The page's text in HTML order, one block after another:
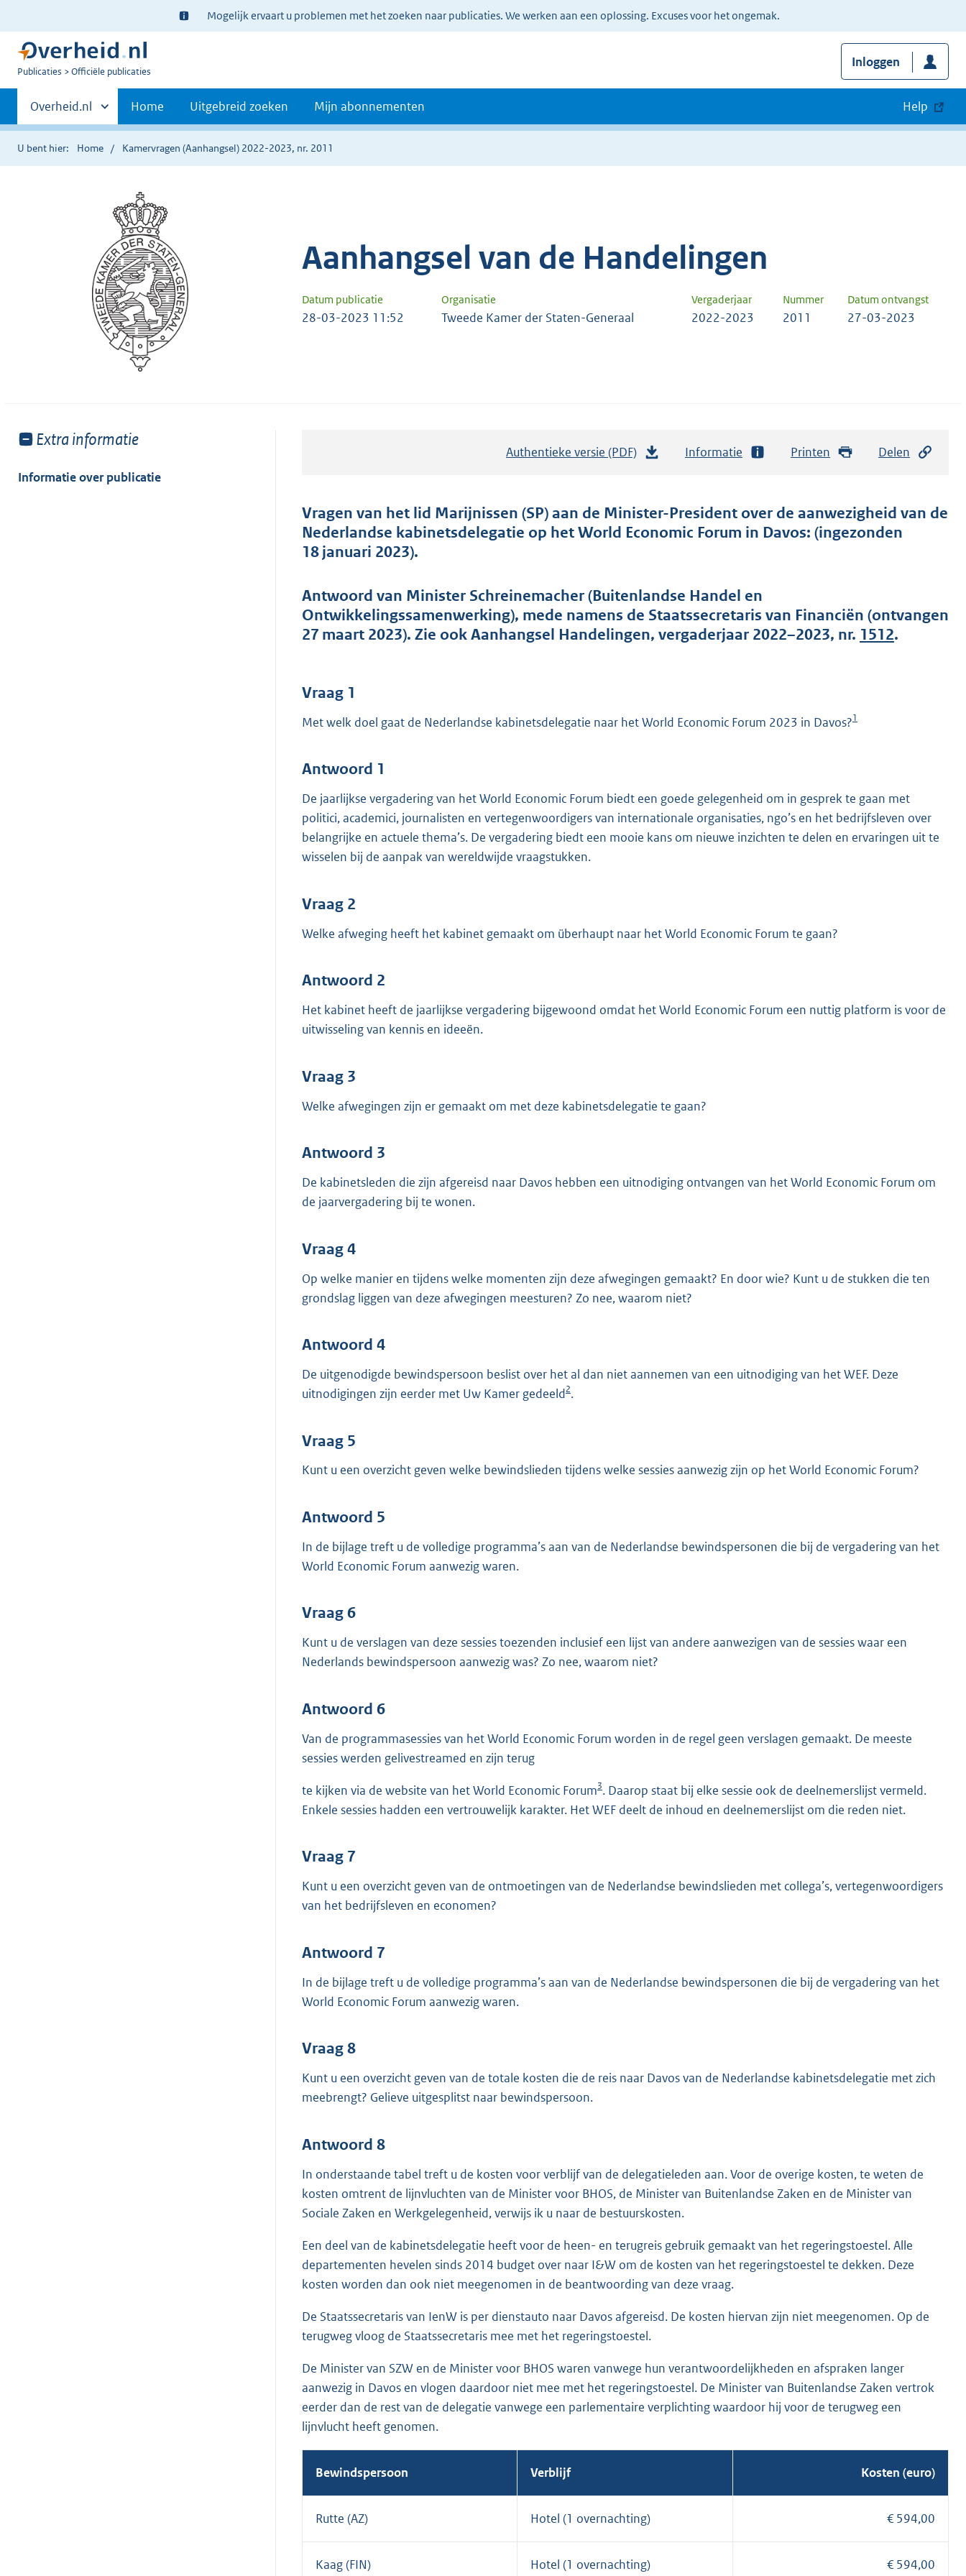
Ter
informatie:
Mogelijk ervaart u problemen met het zoeken naar publicaties. We werken aan een oplossing. Excuses voor het ongemak.
U
Publicaties Officiële publicaties
Inloggen
Primaire
navigatie
Andere
sites
binnen
Overheid.nl Home Uitgebreid zoeken Mijn abonnementen Help
U bent hier: Home Kamervragen (Aanhangsel) 2022-2023, nr. 2011
Aanhangsel van de Handelingen
Datum publicatie Organisatie Vergaderjaar Nummer Datum ontvangst
28-03-2023 11:52 Tweede Kamer der Staten-Generaal 2022-2023 2011 27-03-2023
Toon
van:
Extra informatie
Informatie over publicatie
Authentieke versie (PDF)
t
a
s
e
K
b
Informatie Printen Delen
Vragen van het lid Marijnissen (SP) aan de Minister-President over de aanwezigheid van de
Nederlandse kabinetsdelegatie op het World Economic Forum in Davos: (ingezonden
18 januari 2023).
Antwoord van Minister Schreinemacher (Buitenlandse Handel en
Ontwikkelingssamenwerking), mede namens de Staatssecretaris van Financiën (ontvangen
27 maart 2023). Zie ook Aanhangsel Handelingen, vergaderjaar 2022–2023, nr. 1512.
Vraag 1
Met welk doel gaat de Nederlandse kabinetsdelegatie naar het World Economic Forum 2023 in Davos?1
Antwoord 1
De jaarlijkse vergadering van het World Economic Forum biedt een goede gelegenheid om in gesprek te gaan met
politici, academici, journalisten en vertegenwoordigers van internationale organisaties, ngo’s en het bedrijfsleven over
belangrijke en actuele thema’s. De vergadering biedt een mooie kans om nieuwe inzichten te delen en ervaringen uit te
wisselen bij de aanpak van wereldwijde vraagstukken.
Vraag 2
Welke afweging heeft het kabinet gemaakt om überhaupt naar het World Economic Forum te gaan?
Antwoord 2
Het kabinet heeft de jaarlijkse vergadering bijgewoond omdat het World Economic Forum een nuttig platform is voor de
uitwisseling van kennis en ideeën.
Vraag 3
Welke afwegingen zijn er gemaakt om met deze kabinetsdelegatie te gaan?
Antwoord 3
De kabinetsleden die zijn afgereisd naar Davos hebben een uitnodiging ontvangen van het World Economic Forum om
de jaarvergadering bij te wonen.
Vraag 4
Op welke manier en tijdens welke momenten zijn deze afwegingen gemaakt? En door wie? Kunt u de stukken die ten
grondslag liggen van deze afwegingen meesturen? Zo nee, waarom niet?
Antwoord 4
De uitgenodigde bewindspersoon beslist over het al dan niet aannemen van een uitnodiging van het WEF. Deze
uitnodigingen zijn eerder met Uw Kamer gedeeld2.
Vraag 5
Kunt u een overzicht geven welke bewindslieden tijdens welke sessies aanwezig zijn op het World Economic Forum?
Antwoord 5
In de bijlage treft u de volledige programma’s aan van de Nederlandse bewindspersonen die bij de vergadering van het
World Economic Forum aanwezig waren.
Vraag 6
Kunt u de verslagen van deze sessies toezenden inclusief een lijst van andere aanwezigen van de sessies waar een
Nederlands bewindspersoon aanwezig was? Zo nee, waarom niet?
Antwoord 6
Van de programmasessies van het World Economic Forum worden in de regel geen verslagen gemaakt. De meeste
sessies werden gelivestreamed en zijn terug
te kijken via de website van het World Economic Forum3. Daarop staat bij elke sessie ook de deelnemerslijst vermeld.
Enkele sessies hadden een vertrouwelijk karakter. Het WEF deelt de inhoud en deelnemerslijst om die reden niet.
Vraag 7
Kunt u een overzicht geven van de ontmoetingen van de Nederlandse bewindslieden met collega’s, vertegenwoordigers
van het bedrijfsleven en economen?
Antwoord 7
In de bijlage treft u de volledige programma’s aan van de Nederlandse bewindspersonen die bij de vergadering van het
World Economic Forum aanwezig waren.
Vraag 8
Kunt u een overzicht geven van de totale kosten die de reis naar Davos van de Nederlandse kabinetsdelegatie met zich
meebrengt? Gelieve uitgesplitst naar bewindspersoon.
Antwoord 8
In onderstaande tabel treft u de kosten voor verblijf van de delegatieleden aan. Voor de overige kosten, te weten de
kosten omtrent de lijnvluchten van de Minister voor BHOS, de Minister van Buitenlandse Zaken en de Minister van
Sociale Zaken en Werkgelegenheid, verwijs ik u naar de bestuurskosten.
Een deel van de kabinetsdelegatie heeft voor de heen- en terugreis gebruik gemaakt van het regeringstoestel. Alle
departementen hevelen sinds 2014 budget over naar I&W om de kosten van het regeringstoestel te dekken. Deze
kosten worden dan ook niet meegenomen in de beantwoording van deze vraag.
De Staatssecretaris van IenW is per dienstauto naar Davos afgereisd. De kosten hiervan zijn niet meegenomen. Op de
terugweg vloog de Staatssecretaris mee met het regeringstoestel.
De Minister van SZW en de Minister voor BHOS waren vanwege hun verantwoordelijkheden en afspraken langer
aanwezig in Davos en vlogen daardoor niet mee met het regeringstoestel. De Minister van Buitenlandse Zaken vertrok
eerder dan de rest van de delegatie vanwege een parlementaire verplichting waardoor hij voor de terugweg een
lijnvlucht heeft genomen.
Bewindspersoon Verblijf Kosten (euro)
Rutte (AZ) Hotel (1 overnachting) € 594,00
Kaag (FIN) Hotel (1 overnachting) € 594,00